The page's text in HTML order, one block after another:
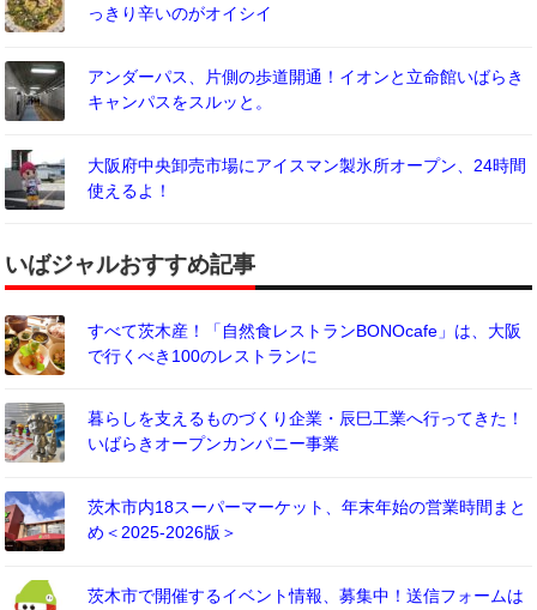
っきり辛いのがオイシイ
アンダーパス、片側の歩道開通！イオンと立命館いばらき
キャンパスをスルッと。
大阪府中央卸売市場にアイスマン製氷所オープン、24時間
使えるよ！
いばジャルおすすめ記事
すべて茨木産！「自然食レストランBONOcafe」は、大阪
で行くべき100のレストランに
暮らしを支えるものづくり企業・辰巳工業へ行ってきた！
いばらきオープンカンパニー事業
茨木市内18スーパーマーケット、年末年始の営業時間まと
め＜2025-2026版＞
茨木市で開催するイベント情報、募集中！送信フォームは